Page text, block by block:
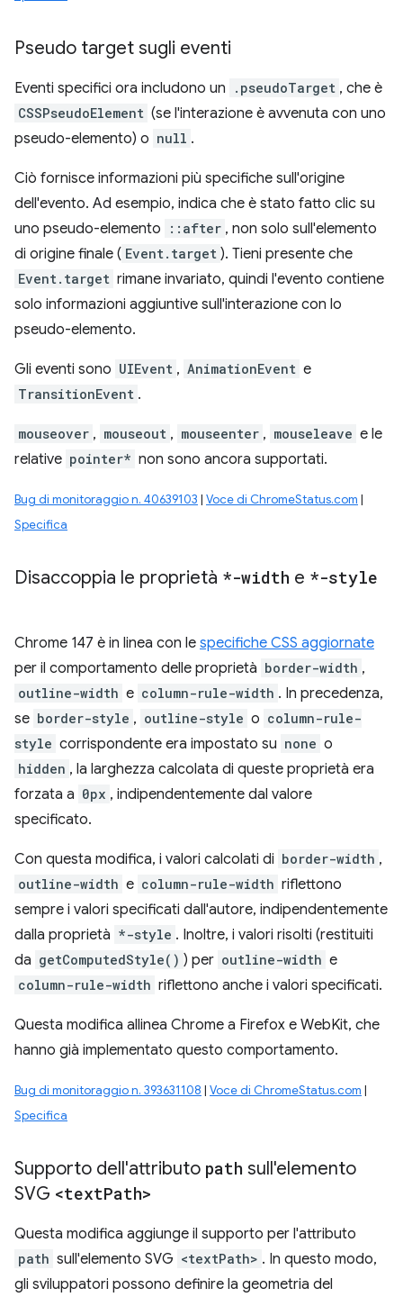
Pseudo target sugli eventi
Eventi specifici ora includono un .pseudoTarget , che è
CSSPseudoElement (se l'interazione è avvenuta con uno
pseudo-elemento) o null .
Ciò fornisce informazioni più specifiche sull'origine
dell'evento. Ad esempio, indica che è stato fatto clic su
uno pseudo-elemento
::after , non solo sull'elemento
di origine finale ( Event.target ). Tieni presente che
Event.target rimane invariato, quindi l'evento contiene
solo informazioni aggiuntive sull'interazione con lo
pseudo-elemento.
Gli eventi sono UIEvent , AnimationEvent e
TransitionEvent .
mouseover , mouseout , mouseenter , mouseleave e le
relative pointer* non sono ancora supportati.
Bug di monitoraggio n. 40639103 | Voce di ChromeStatus.com |
Specifica
Disaccoppia le proprietà *-width e *-style
Chrome 147 è in linea con le specifiche CSS aggiornate
per il comportamento delle proprietà border-width ,
outline-width e column-rule-width . In precedenza,
se border-style , outline-style o column-rule-
style corrispondente era impostato su none o
hidden , la larghezza calcolata di queste proprietà era
forzata a 0px , indipendentemente dal valore
specificato.
Con questa modifica, i valori calcolati di border-width ,
outline-width e column-rule-width riflettono
sempre i valori specificati dall'autore, indipendentemente
dalla proprietà *-style . Inoltre, i valori risolti (restituiti
da getComputedStyle() ) per outline-width e
column-rule-width riflettono anche i valori specificati.
Questa modifica allinea Chrome a Firefox e WebKit, che
hanno già implementato questo comportamento.
Bug di monitoraggio n. 393631108 | Voce di ChromeStatus.com |
Specifica
Supporto dell'attributo path sull'elemento
SVG <textPath>
Questa modifica aggiunge il supporto per l'attributo
path sull'elemento SVG <textPath> . In questo modo,
gli sviluppatori possono definire la geometria del